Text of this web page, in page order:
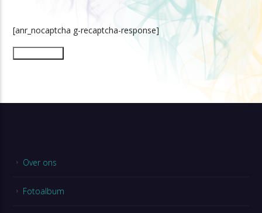
[anr_nocaptcha g-recaptcha-response]
Over ons
Fotoalbum